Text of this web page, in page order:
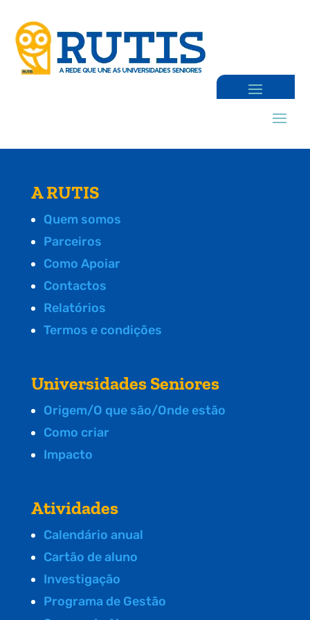
A RUTIS
Quem somos
Parceiros
Como Apoiar
Contactos
Relatórios
Termos e condições
Universidades Seniores
Origem/O que são/Onde estão
Como criar
Impacto
Atividades
Calendário anual
Cartão de aluno
Investigação
Programa de Gestão